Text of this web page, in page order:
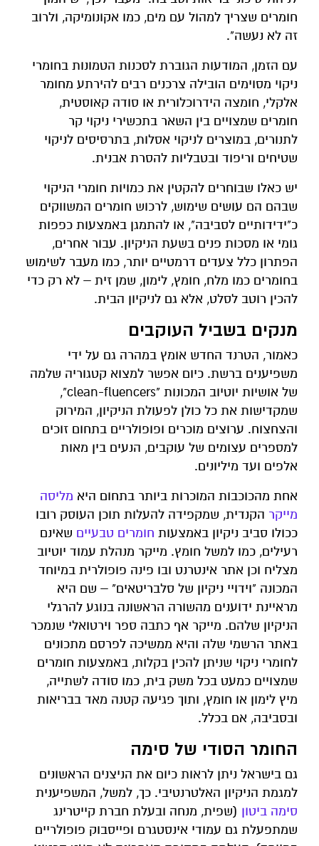
חומרים שצריך למהול עם מים, כמו אקונומיקה, ולרוב
זה לא נעשה".
עם הזמן, המודעות הגוברת לסכנות הטמונות בחומרי
ניקוי מסוימים הובילה צרכנים רבים להירתע מחומר
אלקלי, חומצה הידרוכלורית או סודה קאוסטית,
חומרים שמצויים בין השאר בתכשירי ניקוי קר
לתנורים, במוצרים לניקוי אסלות, בתרסיסים לניקוי
שטיחים וריפוד ובטבליות להסרת אבנית.
יש כאלו שבוחרים להקטין את כמויות חומרי הניקוי
שבהם הם עושים שימוש, לרכוש חומרים המשווקים
כ"ידידותיים לסביבה", או להתמגן באמצעות כפפות
גומי או מסכות פנים בשעת הניקיון. עבור אחרים,
הפתרון כלל צעדים דרמטיים יותר, כמו מעבר לשימוש
בחומרים כמו מלח, חומץ, לימון, שמן זית – לא רק כדי
להכין רוטב לסלט, אלא גם לניקיון הבית.
מנקים בשביל העוקבים
כאמור, הטרנד החדש אומץ במהרה גם על ידי
משפיענים ברשת. כיום אפשר למצוא קטגוריה שלמה
של אושיות יוטיוב המכונות "clean-fluencers",
שמקדישות את כל כולן לפעולת הניקיון, המירוק
והצחצוח. ערוצים מוכרים ופופולריים בתחום זוכים
למספרים עצומים של עוקבים, הנעים בין מאות
אלפים ועד מיליונים.
אחת מהכוכבות המוכרות ביותר בתחום היא מליסה
מייקר הקנדית, שמקפידה להעלות תוכן העוסק רובו
ככולו סביב ניקיון באמצעות חומרים טבעיים שאינם
רעילים, כמו למשל חומץ. מייקר מנהלת עמוד יוטיוב
מצליח וכן אתר אינטרנט ובו פינה פופולרית במיוחד
המכונה "וידויי ניקיון של סלבריטאים" – שם היא
מראיינת ידוענים מהשורה הראשונה בנוגע להרגלי
הניקיון שלהם. מייקר אף כתבה ספר וירטואלי שנמכר
באתר הרשמי שלה והיא ממשיכה לפרסם מתכונים
לחומרי ניקוי שניתן להכין בקלות, באמצעות חומרים
שמצויים כמעט בכל משק בית, כמו סודה לשתייה,
מיץ לימון או חומץ, ותוך פגיעה קטנה מאד בבריאות
ובסביבה, אם בכלל.
החומר הסודי של סימה
גם בישראל ניתן לראות כיום את הניצנים הראשונים
למגמת הניקיון האלטרנטיבי. כך, למשל, המשפיענית
סימה ביטון (שפית, מנחה ובעלת חברת קייטרינג
שמתפעלת גם עמודי אינסטגרם ופייסבוק פופולריים